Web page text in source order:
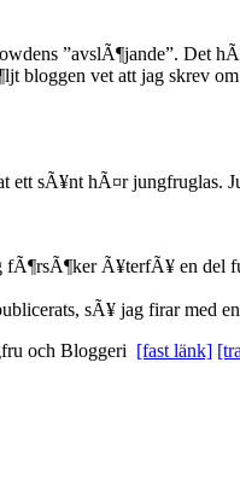
”avslÃ¶jande”. Det
vet att jag skrev
sÃ¥nt hÃ¤r jungfruglas.
Ã¥terfÃ¥ en
sÃ¥ jag firar med
och Bloggeri [fast länk]